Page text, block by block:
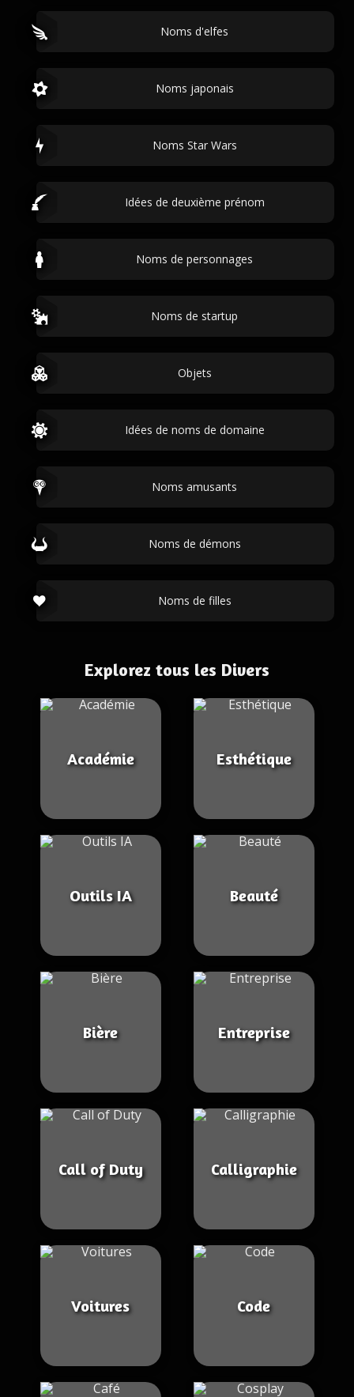
Noms d'elfes
Noms japonais
Noms Star Wars
Idées de deuxième prénom
Noms de personnages
Noms de startup
Objets
Idées de noms de domaine
Noms amusants
Noms de démons
Noms de filles
Explorez tous les Divers
Académie Esthétique
Outils IA Beauté
Bière Entreprise
Call of Duty Calligraphie
Voitures Code